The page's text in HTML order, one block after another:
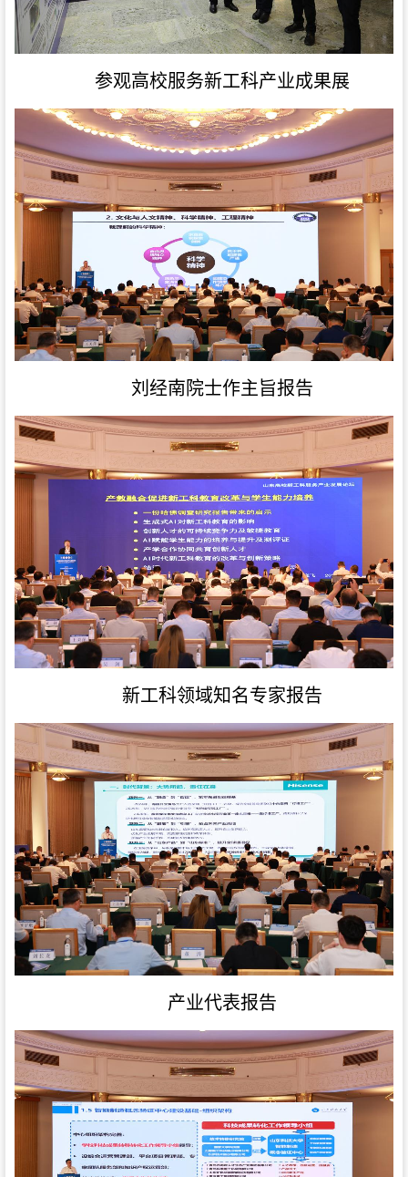
参观高校服务新工科产业成果展
刘经南院士作主旨报告
新工科领域知名专家报告
产业代表报告